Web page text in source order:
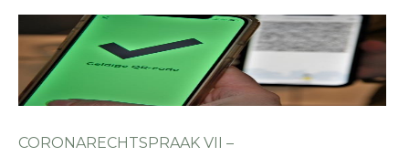
CORONARECHTSPRAAK VII –